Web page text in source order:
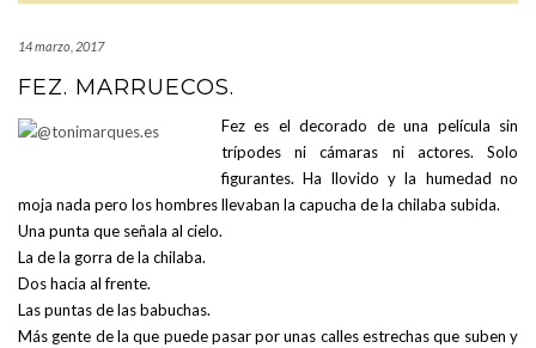
14 marzo, 2017
FEZ. MARRUECOS.
Fez es el decorado de una película sin
trípodes ni cámaras ni actores. Solo
figurantes. Ha llovido y la humedad no
moja nada pero los hombres llevaban la capucha de la chilaba subida.
Una punta que señala al cielo.
La de la gorra de la chilaba.
Dos hacia al frente.
Las puntas de las babuchas.
Más gente de la que puede pasar por unas calles estrechas que suben y